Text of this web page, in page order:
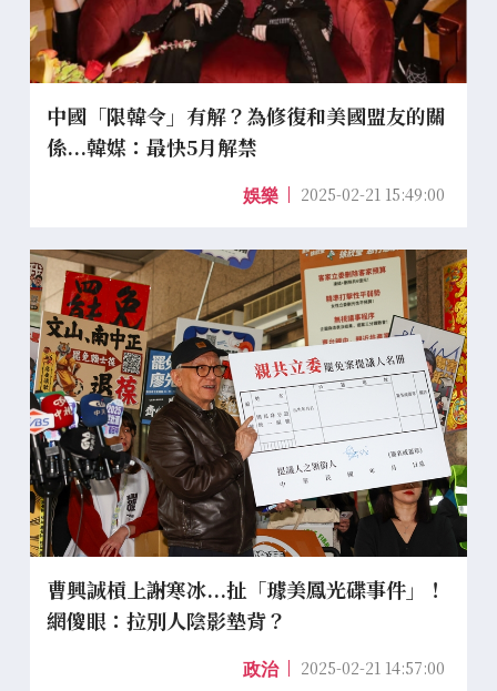
中國「限韓令」有解？為修復和美國盟友的關
係...韓媒：最快5月解禁
娛樂 2025-02-21 15:49:00
曹興誠槓上謝寒冰...扯「璩美鳳光碟事件」！
網傻眼：拉別人陰影墊背？
政治 2025-02-21 14:57:00